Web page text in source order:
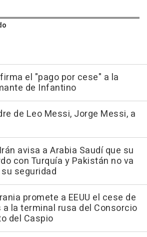
el "pago por cese" a la
de Infantino
de Leo Messi, Jorge Messi, a
avisa a Arabia Saudí que su
con Turquía y Pakistán no va
seguridad
promete a EEUU el cese de
la terminal rusa del Consorcio
del Caspio